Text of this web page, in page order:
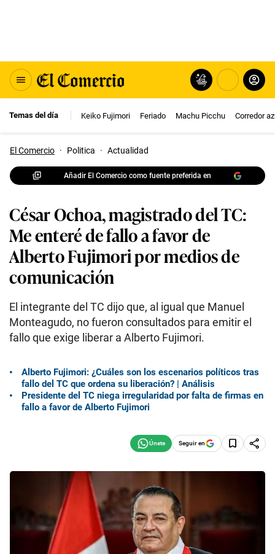
Temas del día Keiko Fujimori Feriado Machu Picchu Corredor
El Comercio · Politica · Actualidad
Añadir El Comercio como fuente preferida en
César Ochoa, magistrado del TC:
Me enteré de fallo a favor de
Alberto Fujimori por medios de
comunicación
El integrante del TC dijo que, al igual que Manuel
Monteagudo, no fueron consultados para emitir el
fallo que exige liberar a Alberto Fujimori.
Alberto Fujimori: ¿Cuáles son los escenarios políticos tras
fallo del TC que ordena su liberación? | Análisis
Presidente del TC niega irregularidad por falta de firmas en
fallo a favor de Alberto Fujimori
Seguir en